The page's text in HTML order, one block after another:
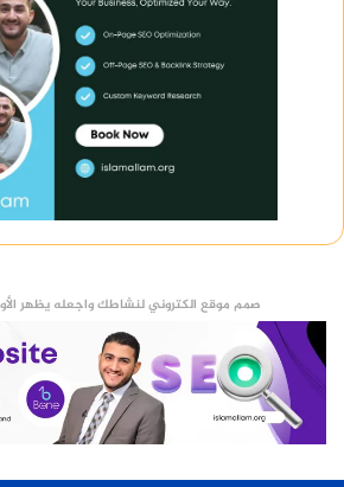
صمم موقع الكتروني لنشاطك واجعله يظهر